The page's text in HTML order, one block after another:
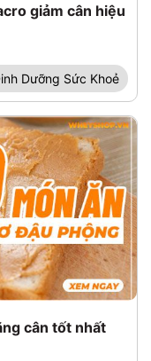
giảm cân hiệu
Dưỡng Sức Khoẻ
cân tốt nhất